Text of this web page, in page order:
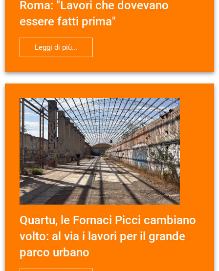
Roma: "Lavori che dovevano
essere fatti prima"
Leggi di più...
Quartu, le Fornaci Picci cambiano
volto: al via i lavori per il grande
parco urbano